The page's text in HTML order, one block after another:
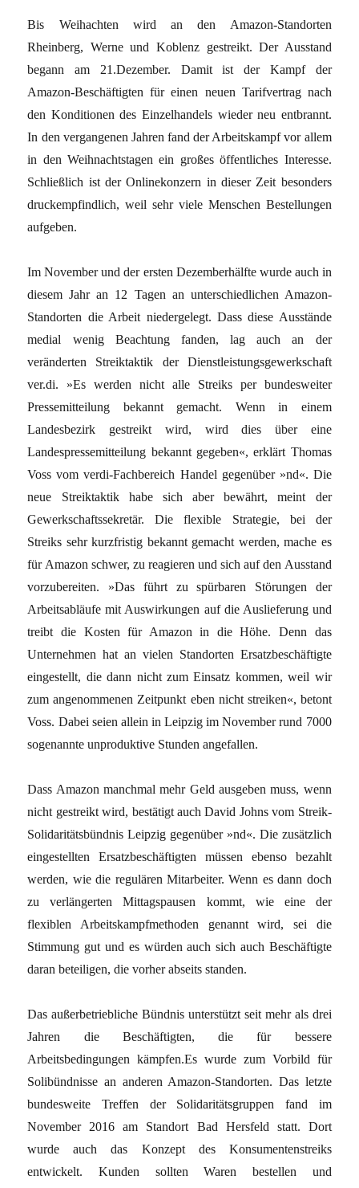
Bis Weihachten wird an den Amazon-Standorten
Rheinberg, Werne und Koblenz gestreikt. Der Ausstand
begann am 21.Dezember. Damit ist der Kampf der
Amazon-Beschäftigten für einen neuen Tarifvertrag nach
den Konditionen des Einzelhandels wieder neu entbrannt.
In den vergangenen Jahren fand der Arbeitskampf vor allem
in den Weihnachtstagen ein großes öffentliches Interesse.
Schließlich ist der Onlinekonzern in dieser Zeit besonders
druckempfindlich, weil sehr viele Menschen Bestellungen
aufgeben.
Im November und der ersten Dezemberhälfte wurde auch in
diesem Jahr an 12 Tagen an unterschiedlichen Amazon-
Standorten die Arbeit niedergelegt. Dass diese Ausstände
medial wenig Beachtung fanden, lag auch an der
veränderten Streiktaktik der Dienstleistungsgewerkschaft
ver.di. »Es werden nicht alle Streiks per bundesweiter
Pressemitteilung bekannt gemacht. Wenn in einem
Landesbezirk gestreikt wird, wird dies über eine
Landespressemitteilung bekannt gegeben«, erklärt Thomas
Voss vom verdi-Fachbereich Handel gegenüber »nd«. Die
neue Streiktaktik habe sich aber bewährt, meint der
Gewerkschaftssekretär. Die flexible Strategie, bei der
Streiks sehr kurzfristig bekannt gemacht werden, mache es
für Amazon schwer, zu reagieren und sich auf den Ausstand
vorzubereiten. »Das führt zu spürbaren Störungen der
Arbeitsabläufe mit Auswirkungen auf die Auslieferung und
treibt die Kosten für Amazon in die Höhe. Denn das
Unternehmen hat an vielen Standorten Ersatzbeschäftigte
eingestellt, die dann nicht zum Einsatz kommen, weil wir
zum angenommenen Zeitpunkt eben nicht streiken«, betont
Voss. Dabei seien allein in Leipzig im November rund 7000
sogenannte unproduktive Stunden angefallen.
Dass Amazon manchmal mehr Geld ausgeben muss, wenn
nicht gestreikt wird, bestätigt auch David Johns vom Streik-
Solidaritätsbündnis Leipzig gegenüber »nd«. Die zusätzlich
eingestellten Ersatzbeschäftigten müssen ebenso bezahlt
werden, wie die regulären Mitarbeiter. Wenn es dann doch
zu verlängerten Mittagspausen kommt, wie eine der
flexiblen Arbeitskampfmethoden genannt wird, sei die
Stimmung gut und es würden auch sich auch Beschäftigte
daran beteiligen, die vorher abseits standen.
Das außerbetriebliche Bündnis unterstützt seit mehr als drei
Jahren die Beschäftigten, die für bessere
Arbeitsbedingungen kämpfen.Es wurde zum Vorbild für
Solibündnisse an anderen Amazon-Standorten. Das letzte
bundesweite Treffen der Solidaritätsgruppen fand im
November 2016 am Standort Bad Hersfeld statt. Dort
wurde auch das Konzept des Konsumentenstreiks
entwickelt. Kunden sollten Waren bestellen und